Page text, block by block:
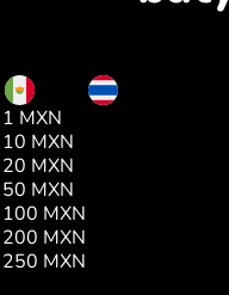
1 MXN
10 MXN
20 MXN
50 MXN
100 MXN
200 MXN
250 MXN